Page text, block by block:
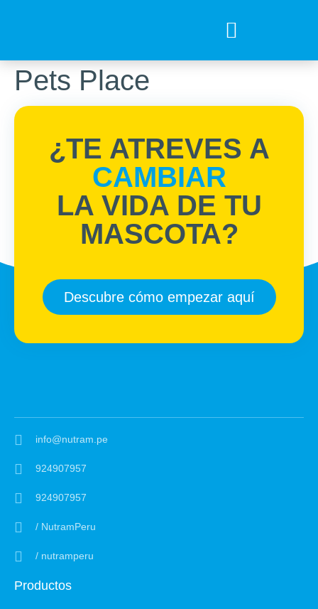
Pets Place
¿TE ATREVES A
CAMBIAR
LA VIDA DE TU
MASCOTA?
Descubre cómo empezar aquí
info@nutram.pe
924907957
924907957
/ NutramPeru
/ nutramperu
Productos